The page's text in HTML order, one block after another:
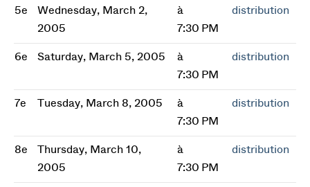
5e
Wednesday, March 2,
2005
à
7:30 PM
distribution
6e Saturday, March 5, 2005
à
7:30 PM
distribution
7e Tuesday, March 8, 2005
à
7:30 PM
distribution
8e
Thursday, March 10,
2005
à
7:30 PM
distribution